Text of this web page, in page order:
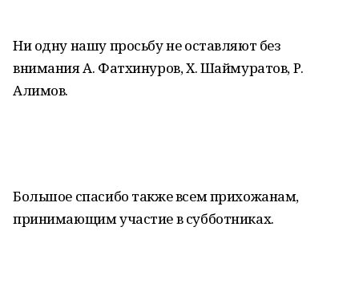
Ни одну нашу просьбу не оставляют без
внимания А. Фатхинуров, Х. Шаймуратов, Р.
Алимов.
Большое спасибо также всем прихожанам,
принимающим участие в субботниках.